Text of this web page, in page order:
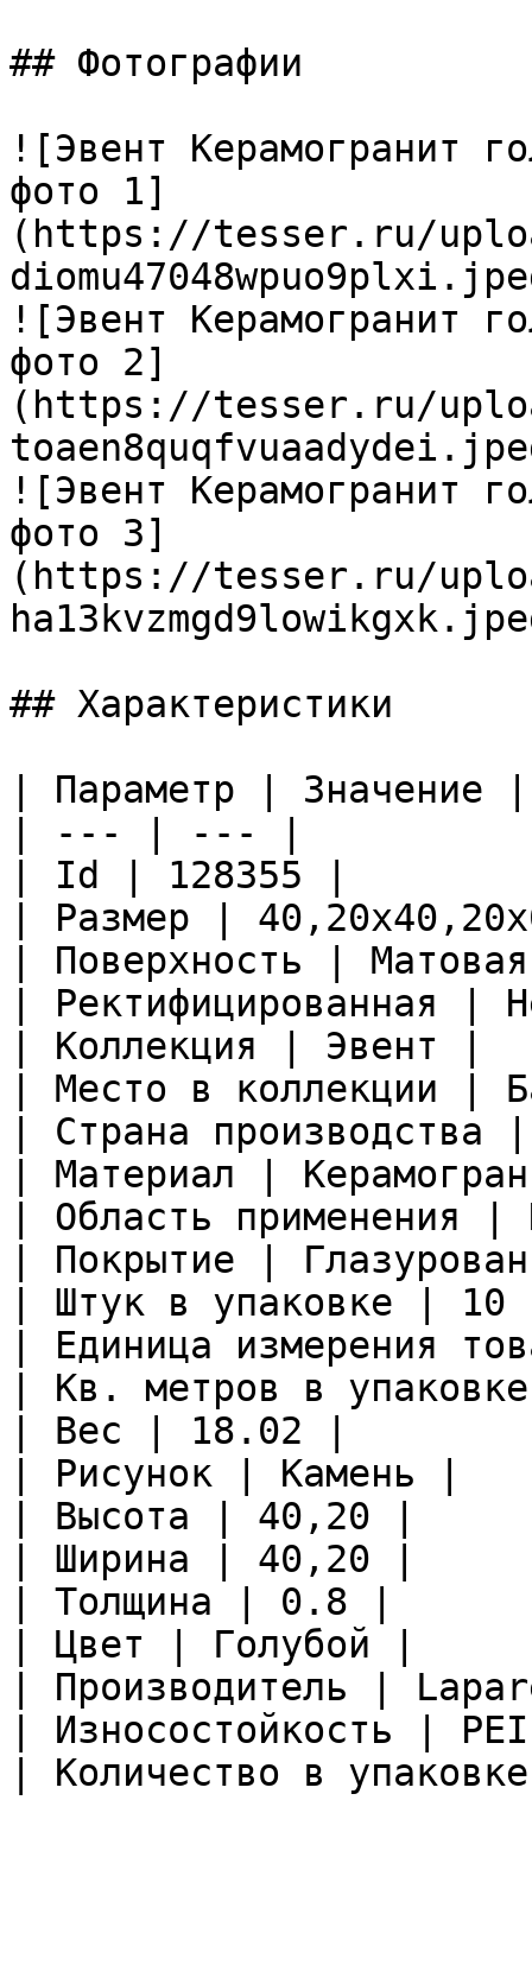
## Фотографии
![Эвент Керамогранит
фото 1]
(https://tesser.ru/
![Эвент Керамогранит
фото 2]
(https://tesser.ru/
![Эвент Керамогранит
фото 3]
(https://tesser.ru/
## Характеристики
| Параметр | Значение |
| --- | --- |
| Id | 128355 |
| Размер |
| Поверхность |
| Ректифицированная |
| Коллекция | Эвент |
| Место в коллекции |
| Страна
| Материал |
| Область применения
| Покрытие |
| Штук в упаковке |
| Единица измерения
| Кв. метров в
| Вес | 18.02 |
| Рисунок | Камень |
| Высота | 40,20 |
| Ширина | 40,20 |
| Толщина | 0.8 |
| Цвет | Голубой |
| Производитель |
| Износостойкость |
| Количество в